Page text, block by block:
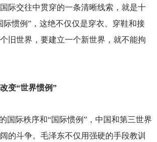
际交往中贯穿的一条清晰线索，就是十
际惯例”，这绝不仅仅是穿衣、穿鞋和接
旧世界，要建立一个新世界，就不能拘
变“世界惯例”
国际秩序和“国际惯例”，中国和第三世界
的斗争。毛泽东不仅用强硬的手段教训